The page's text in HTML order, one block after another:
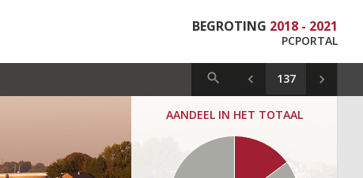
BEGROTING 2018 - 2021
PCPORTAL
AANDEEL IN HET TOTAAL